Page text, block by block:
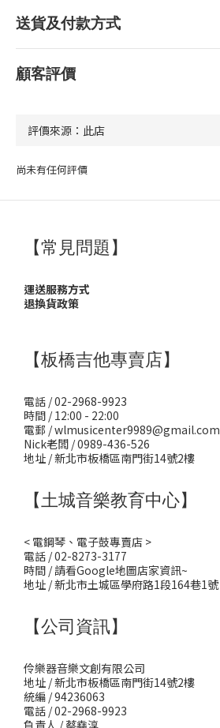
送貨及付款方式
顧客評價
尚未有任何評價
【常見問題】
運送服務方式
退換貨政策
【板橋吉他專賣店】
電話 / 02-2968-9923
時間 / 12:00 - 22:00
電郵 / wlmusicenter9989@gmail.com
Nick老闆 / 0989-436-526
地址 / 新北市板橋區南門街14號2樓
【土城音樂教育中心】
< 電鋼琴、電子鼓專賣店 >
電話 / 02-8273-3177
時間 / 請看Google地圖店家資訊~
地址 / 新北市土城區學府路1段164巷1號
【公司資訊】
伶樂器音樂文創有限公司
地址 / 新北市板橋區南門街14號2樓
統編 / 94236063
電話 / 02-2968-9923
負責人 / 蔡堯淳